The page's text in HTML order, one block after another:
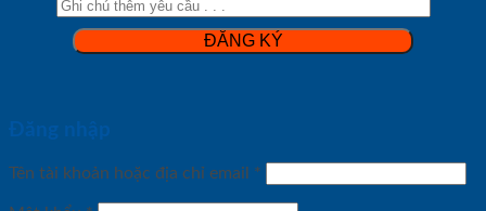
Đăng nhập
Tên tài khoản hoặc địa chỉ email *